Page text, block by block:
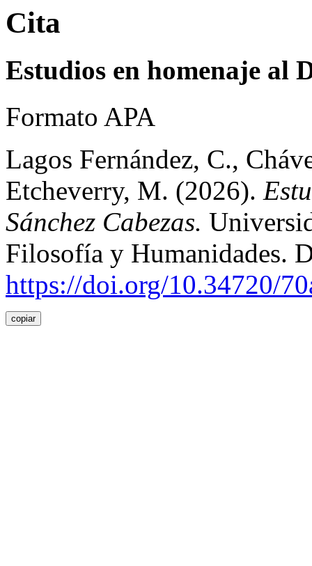
Cita
Estudios en homenaje al
Formato APA
Lagos Fernández, C.,
Etcheverry, M. (2026).
Sánchez Cabezas.
Filosofía y Humanidades.
https://doi.org/10.34720/
copiar